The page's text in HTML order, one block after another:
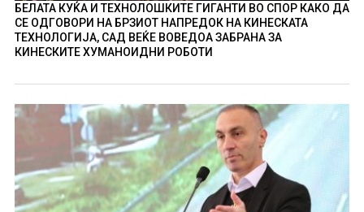
БЕЛАТА КУЌА И ТЕХНОЛОШКИТЕ ГИГАНТИ ВО СПОР КАКО ДА
СЕ ОДГОВОРИ НА БРЗИОТ НАПРЕДОК НА КИНЕСКАТА
ТЕХНОЛОГИЈА, САД ВЕЌЕ ВОВЕДОА ЗАБРАНА ЗА
КИНЕСКИТЕ ХУМАНОИДНИ РОБОТИ